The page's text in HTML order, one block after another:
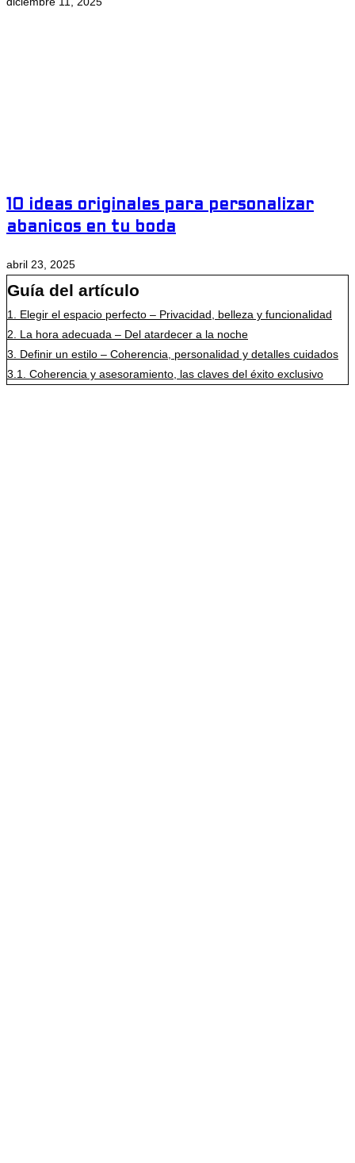
10 ideas originales para personalizar
abanicos en tu boda
abril 23, 2025
Guía del artículo
1.
Elegir el espacio perfecto – Privacidad, belleza y funcionalidad
2.
La hora adecuada – Del atardecer a la noche
3.
Definir un estilo – Coherencia, personalidad y detalles cuidados
3.1.
Coherencia y asesoramiento, las claves del éxito exclusivo